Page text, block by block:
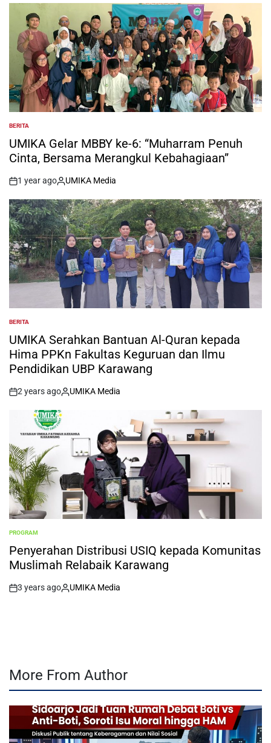
POSTED
IN
BERITA
UMIKA Gelar MBBY ke-6: “Muharram Penuh
Cinta, Bersama Merangkul Kebahagiaan”
on
1 year ago
Posted
by
UMIKA Media
POSTED
IN
BERITA
UMIKA Serahkan Bantuan Al-Quran kepada
Hima PPKn Fakultas Keguruan dan Ilmu
Pendidikan UBP Karawang
on
2 years ago
Posted
by
UMIKA Media
POSTED
IN
PROGRAM
Penyerahan Distribusi USIQ kepada Komunitas
Muslimah Relabaik Karawang
on
3 years ago
Posted
UMIKA Media
More From Author